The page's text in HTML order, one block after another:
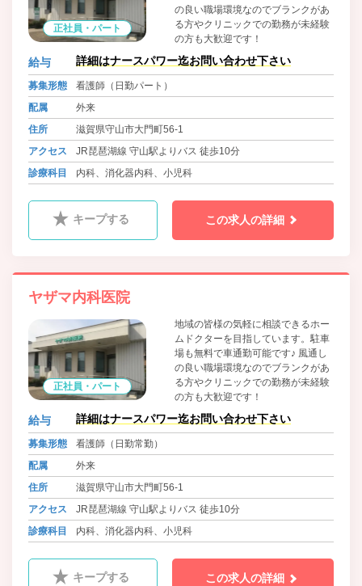
正社員・パート
の良い職場環境なのでブランクがあ
る方やクリニックでの勤務が未経験
の方も大歓迎です！
給与 詳細はナースパワー迄お問い合わせ下さい
募集形態
看護師（日勤パート）
配属
外来
住所
滋賀県守山市大門町56-1
アクセス
JR琵琶湖線 守山駅よりバス 徒歩10分
診療科目
内科、消化器内科、小児科
キープする この求人の詳細
ヤザマ内科医院
正社員・パート
地域の皆様の気軽に相談できるホー
ムドクターを目指しています。駐車
場も無料で車通勤可能です♪ 風通し
の良い職場環境なのでブランクがあ
る方やクリニックでの勤務が未経験
の方も大歓迎です！
給与 詳細はナースパワー迄お問い合わせ下さい
募集形態
看護師（日勤常勤）
配属
外来
住所
滋賀県守山市大門町56-1
アクセス
JR琵琶湖線 守山駅よりバス 徒歩10分
診療科目
内科、消化器内科、小児科
キープする この求人の詳細